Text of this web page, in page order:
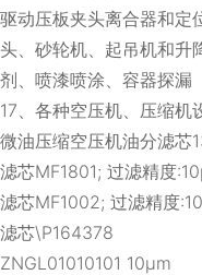
驱动压板夹头离合器和定
头、砂轮机、起吊机和升
剂、喷漆喷涂、容器探漏
17、各种空压机、压缩机
微油压缩空压机油分滤芯
滤芯MF1801; 过滤精度
滤芯MF1002; 过滤精度
滤芯\P164378
ZNGL01010101 10μm